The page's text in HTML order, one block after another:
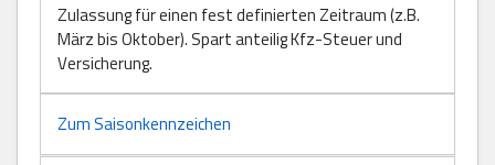
Zulassung für einen fest definierten Zeitraum (z.B.
März bis Oktober). Spart anteilig Kfz-Steuer und
Versicherung.
Zum Saisonkennzeichen